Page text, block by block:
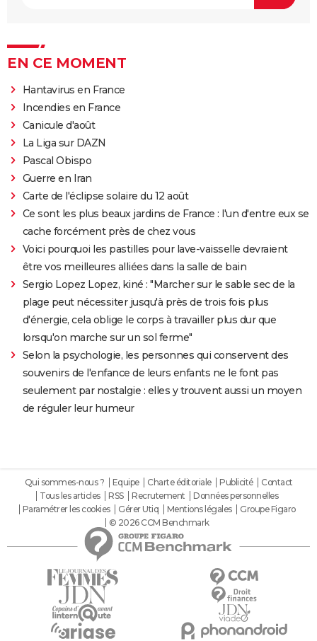
EN CE MOMENT
Hantavirus en France
Incendies en France
Canicule d'août
La Liga sur DAZN
Pascal Obispo
Guerre en Iran
Carte de l'éclipse solaire du 12 août
Ce sont les plus beaux jardins de France : l'un d'entre eux se
cache forcément près de chez vous
Voici pourquoi les pastilles pour lave-vaisselle devraient
être vos meilleures alliées dans la salle de bain
Sergio Lopez Lopez, kiné : "Marcher sur le sable sec de la
plage peut nécessiter jusqu'à près de trois fois plus
d'énergie, cela oblige le corps à travailler plus dur que
lorsqu'on marche sur un sol ferme"
Selon la psychologie, les personnes qui conservent des
souvenirs de l'enfance de leurs enfants ne le font pas
seulement par nostalgie : elles y trouvent aussi un moyen
de réguler leur humeur
Qui sommes-nous ? Equipe Charte éditoriale Publicité
Contact
Tous les articles
RSS Recrutement
Données personnelles
Paramétrer les cookies
Gérer Utiq Mentions légales
Groupe Figaro
© 2026 CCM Benchmark